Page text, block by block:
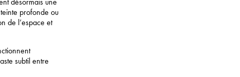
profonde ou
de l’espace et
subtil entre